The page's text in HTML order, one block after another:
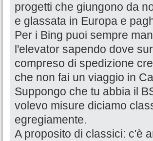
progetti che giungono da
e glassata in Europa e
Per i Bing puoi sempre
l'elevator sapendo dove
compreso di spedizione
che non fai un viaggio in
Suppongo che tu abbia il
volevo misure diciamo
egregiamente.
A proposito di classici: c'è